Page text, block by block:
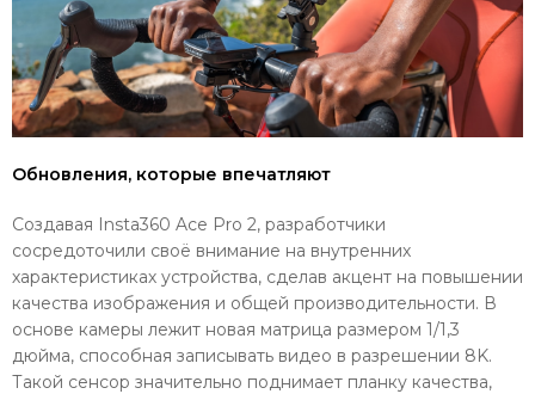
Обновления, которые впечатляют
Создавая Insta360 Ace Pro 2, разработчики
сосредоточили своё внимание на внутренних
характеристиках устройства, сделав акцент на повышении
качества изображения и общей производительности. В
основе камеры лежит новая матрица размером 1/1,3
дюйма, способная записывать видео в разрешении 8K.
Такой сенсор значительно поднимает планку качества,